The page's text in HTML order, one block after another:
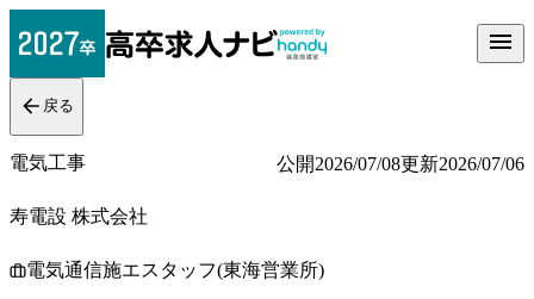
戻る
電気工事 公開2026/07/08更新2026/07/06
寿電設 株式会社
電気通信施エスタッフ(東海営業所)